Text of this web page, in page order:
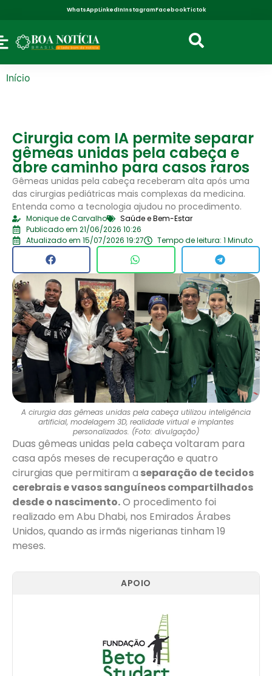
WhatsAppLinkedInInstagramFacebookTictok
Início
Cirurgia com IA permite separar
gêmeas unidas pela cabeça e
abre caminho para casos raros
Gêmeas unidas pela cabeça receberam alta após uma
das cirurgias pediátricas mais complexas da medicina.
Entenda como a tecnologia ajudou no procedimento.
Monique de Carvalho
Saúde e Bem-Estar
Publicado em 21/06/2026 10:26
Atualizado em 15/07/2026 19:27
Tempo de leitura: 1 Minuto
A cirurgia das gêmeas unidas pela cabeça utilizou inteligência
artificial, modelagem 3D, realidade virtual e implantes
personalizados. (Foto: divulgação)
Duas gêmeas unidas pela cabeça voltaram para
casa após meses de recuperação e quatro
cirurgias que permitiram a separação de tecidos
cerebrais e vasos sanguíneos compartilhados
desde o nascimento.O procedimento foi
realizado em Abu Dhabi, nos Emirados Árabes
Unidos, quando as irmãs nigerianas tinham 19
meses.
APOIO